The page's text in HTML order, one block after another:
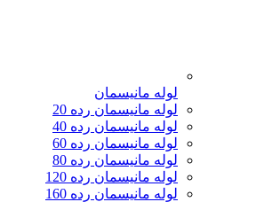
لوله مانیسمان
لوله مانیسمان رده 20
لوله مانیسمان رده 40
لوله مانیسمان رده 60
لوله مانیسمان رده 80
لوله مانیسمان رده 120
لوله مانیسمان رده 160